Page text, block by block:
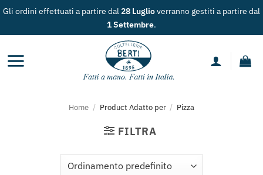
Salta
Gli ordini effettuati a partire dal28 Luglioverranno gestiti a partire dal
1 Settembre.
Home / Product Adatto per / Pizza
FILTRA